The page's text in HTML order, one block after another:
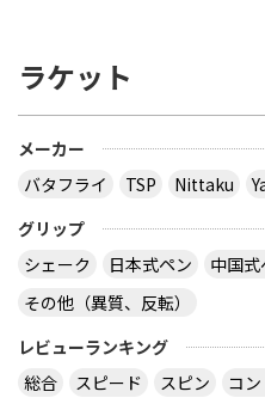
ラケット
メーカー
バタフライ
TSP Nittaku
グリップ
シェーク
日本式ペン 中国式
その他（異質、反転）
レビューランキング
総合
スピード スピン コ